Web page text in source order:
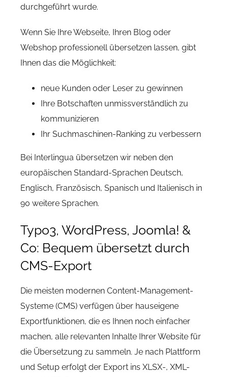
durchgeführt wurde.
Wenn Sie Ihre Webseite, Ihren Blog oder
Webshop professionell übersetzen lassen, gibt
Ihnen das die Möglichkeit:
neue Kunden oder Leser zu gewinnen
Ihre Botschaften unmissverständlich zu
kommunizieren
Ihr Suchmaschinen-Ranking zu verbessern
Bei Interlingua übersetzen wir neben den
europäischen Standard-Sprachen Deutsch,
Englisch, Französisch, Spanisch und Italienisch in
90 weitere Sprachen.
Typo3, WordPress, Joomla! &
Co: Bequem übersetzt durch
CMS-Export
Die meisten modernen Content-Management-
Systeme (CMS) verfügen über hauseigene
Exportfunktionen, die es Ihnen noch einfacher
machen, alle relevanten Inhalte Ihrer Website für
die Übersetzung zu sammeln. Je nach Plattform
und Setup erfolgt der Export ins XLSX-, XML-